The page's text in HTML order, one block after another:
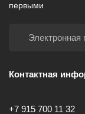
первыми
Контактная
+7 915 700 11 32